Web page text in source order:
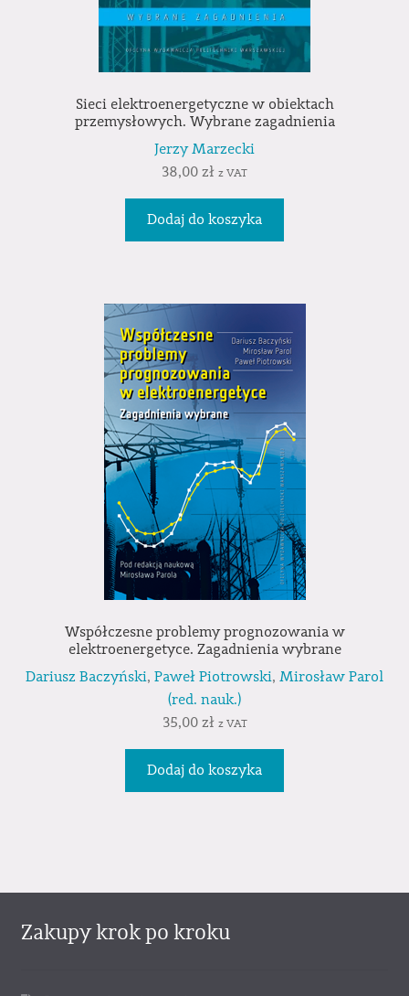
Sieci elektroenergetyczne w obiektach
przemysłowych. Wybrane zagadnienia
Jerzy Marzecki
38,00 zł z VAT
Dodaj do koszyka
Współczesne problemy prognozowania w
elektroenergetyce. Zagadnienia wybrane
Dariusz Baczyński, Paweł Piotrowski, Mirosław Parol
(red. nauk.)
35,00 zł z VAT
Dodaj do koszyka
Zakupy krok po kroku